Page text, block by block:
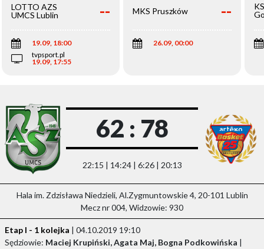
LOTTO AZS
UMCS Lublin
--
19.09, 18:00
tvpsport.pl
19.09, 17:55
MKS Pruszków --
26.09, 00:00
62 : 78
22:15 | 14:24 | 6:26 | 20:13
Hala im. Zdzisława Niedzieli, Al.Zygmuntowskie 4, 20-101 Lublin
Mecz nr 004, Widzowie: 930
Etap I - 1 kolejka | 04.10.2019 19:10
Sędziowie: Maciej Krupiński, Agata Maj, Bogna Podkowińska |